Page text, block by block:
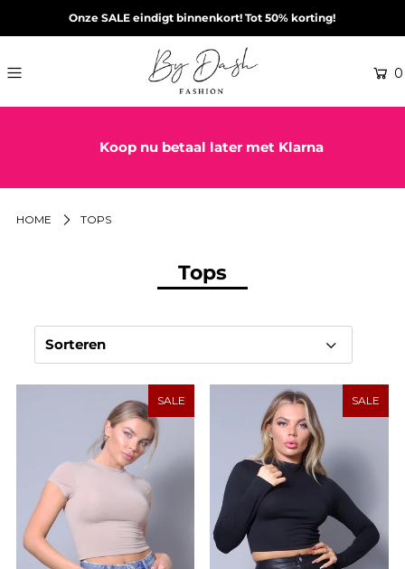
Onze SALE eindigt binnenkort! Tot 50% korting!
0
Koop nu betaal later met Klarna
HOME TOPS
Tops
Sorteren
SALE SALE